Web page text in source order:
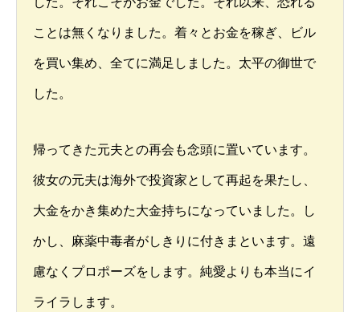
ことは無くなりました。着々とお金を稼ぎ、ビル
を買い集め、全てに満足しました。太平の御世で
した。
帰ってきた元夫との再会も念頭に置いています。
彼女の元夫は海外で投資家として再起を果たし、
大金をかき集めた大金持ちになっていました。し
かし、麻薬中毒者がしきりに付きまといます。遠
慮なくプロポーズをします。純愛よりも本当にイ
ライラします。